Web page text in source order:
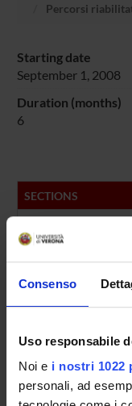
Consenso
Uso responsabile
Noi e i nostri 1022
personali, ad
Percorsi
Starting date
September 1, 2008
Duration (months)
6
SECTIONS
RESEARCH
SECTIONS